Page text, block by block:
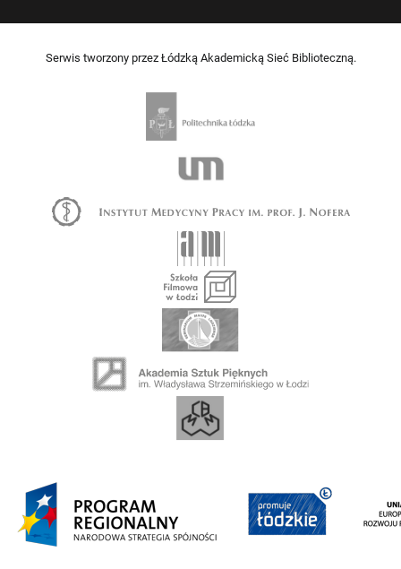
Serwis tworzony przez Łódzką Akademicką Sieć Biblioteczną.